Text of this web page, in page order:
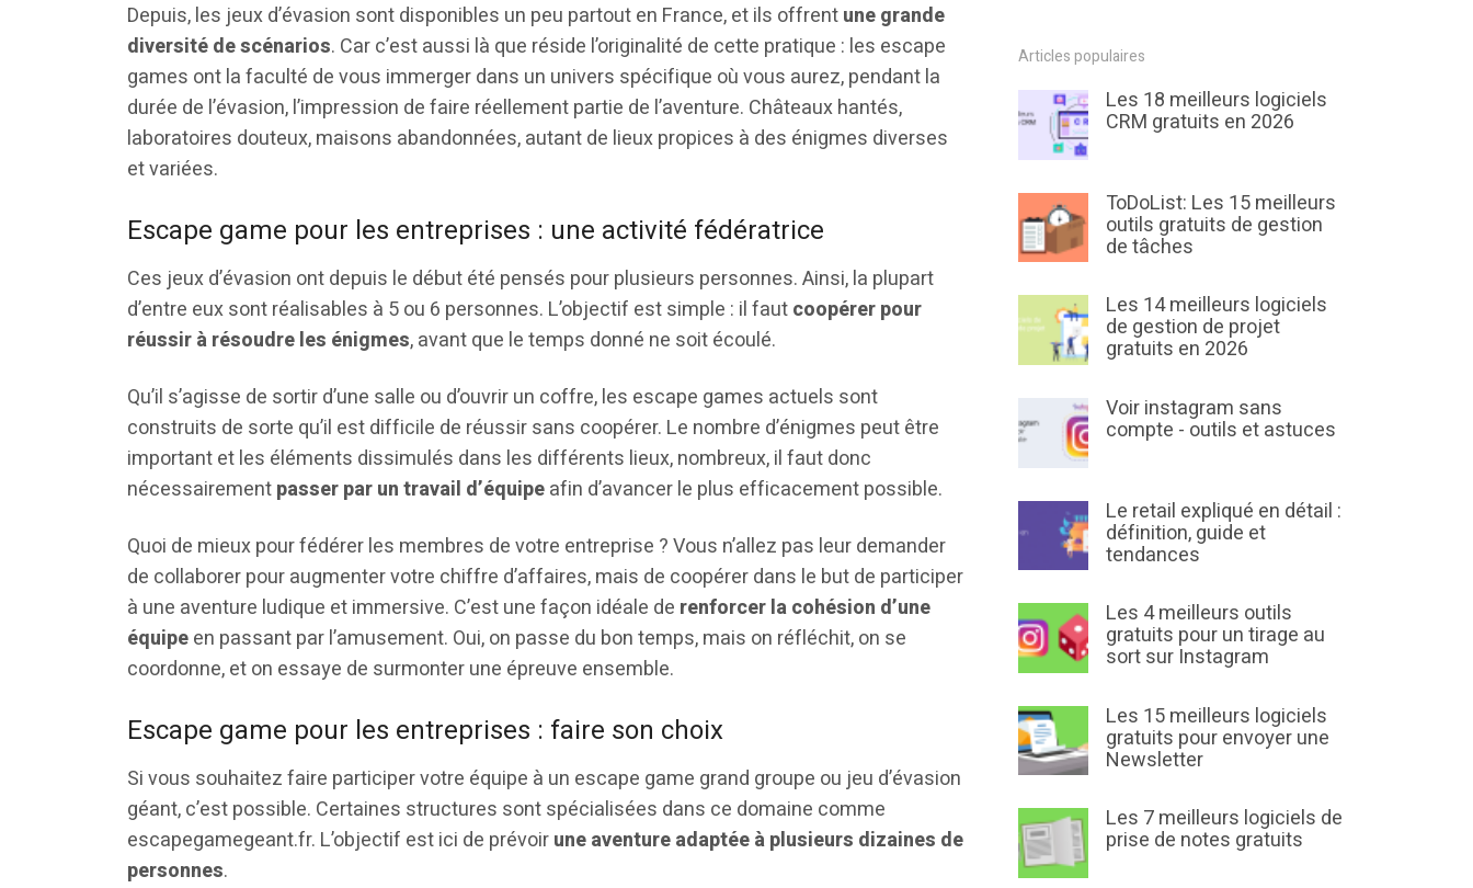
Depuis, les jeux d’évasion sont disponibles un peu partout en France, et ils offrentune grande
diversité de scénarios. Car c’est aussi là que réside l’originalité de cette pratique : les escape
games ont la faculté de vous immerger dans un univers spécifique où vous aurez, pendant la
durée de l’évasion, l’impression de faire réellement partie de l’aventure. Châteaux hantés,
laboratoires douteux, maisons abandonnées, autant de lieux propices à des énigmes diverses
et variées.
Escape game pour les entreprises : une activité fédératrice
Ces jeux d’évasion ont depuis le début été pensés pour plusieurs personnes. Ainsi, la plupart
d’entre eux sont réalisables à 5 ou 6 personnes. L’objectif est simple : il fautcoopérer pour
réussir à résoudre les énigmes, avant que le temps donné ne soit écoulé.
Qu’il s’agisse de sortir d’une salle ou d’ouvrir un coffre, les escape games actuels sont
construits de sorte qu’il est difficile de réussir sans coopérer. Le nombre d’énigmes peut être
important et les éléments dissimulés dans les différents lieux, nombreux, il faut donc
nécessairementpasser par un travail d’équipeafin d’avancer le plus efficacement possible.
Quoi de mieux pour fédérer les membres de votre entreprise ? Vous n’allez pas leur demander
de collaborer pour augmenter votre chiffre d’affaires, mais de coopérer dans le but de participer
à une aventure ludique et immersive. C’est une façon idéale de renforcer la cohésion d’une
équipeen passant par l’amusement. Oui, on passe du bon temps, mais on réfléchit, on se
coordonne, et on essaye de surmonter une épreuve ensemble.
Escape game pour les entreprises : faire son choix
Si vous souhaitez faire participer votre équipe à un escape game grand groupe ou jeu d’évasion
géant, c’est possible. Certaines structures sont spécialisées dans ce domaine comme
escapegamegeant.fr. L’objectif est ici de prévoirune aventure adaptée à plusieurs dizaines de
personnes.
Articles populaires
Les 18 meilleurs logiciels
CRM gratuits en 2026
ToDoList: Les 15 meilleurs
outils gratuits de gestion
de tâches
Les 14 meilleurs logiciels
de gestion de projet
gratuits en 2026
Voir instagram sans
compte - outils et astuces
Le retail expliqué en détail :
définition, guide et
tendances
Les 4 meilleurs outils
gratuits pour un tirage au
sort sur Instagram
Les 15 meilleurs logiciels
gratuits pour envoyer une
Newsletter
Les 7 meilleurs logiciels de
prise de notes gratuits